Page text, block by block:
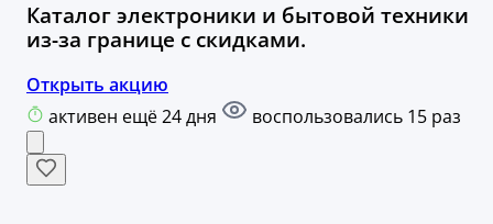
Каталог электроники и бытовой техники
из-за границе с скидками.
Открыть акцию
активен ещё 24 дня
воспользовались 15 раз